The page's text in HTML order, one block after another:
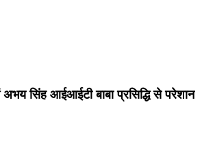
सिंह आईआईटी बाबा प्रसिद्धि से परेशान